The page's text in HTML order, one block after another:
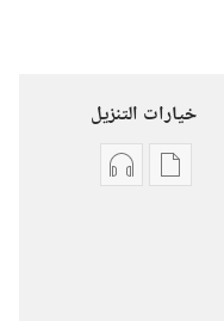
خيارات التنزيل
خياراتخيارات